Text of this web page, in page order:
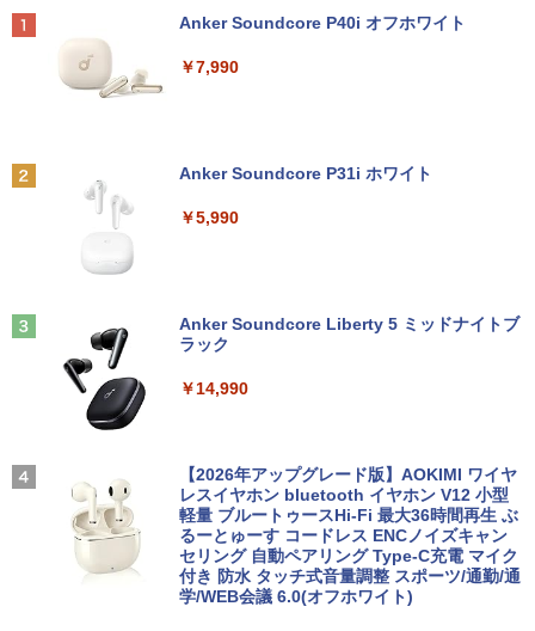
ルチ Bluetooth USB3.0 SDカード ノー
1 Office 格安 中古
piron 3593 Core i3 1005G1 第10世代CP
コン ノートパソコン デル 中古ノートPC
ア・8スレッド】富士通 LIFEBOOK A57
9/第8世代 Core i5/メモリ: 8GB/16GB/新
品 SSD:256GB/512GB/1TB/DVD/Wi-fi/1
5.6型/Office/HDMI/USB3.1/中古PC 中古
ノートパソコン Windows11 Win11正式
対応
拠 PS4 switch 対応 スイッチ 【中古】
￥6,500
2
00-8/11 01:59】Xiaomi Monitor A24i 20
Hzリフレッシュレート sRGB99% 1670
￥12,580
￥13,800
アイオーデータ｜I-O DATA 液晶ディスプ
レイ(23.8型/ADS/FullHD 1920×1080/10
￥4,400
￥17,600
クス 漫画 マンガ まんが 全巻セット 【送
料無料】【新品】
￥19,096
[9月上旬より発送予定][新品]HUNTER×H
UNTER ハンター×ハンター (1-39巻 最新
刊) 全巻セット [入荷予約]
￥19,096
Anker Soundcore P40i オフホワイト
￥7,990
Anker Soundcore P31i ホワイト
￥5,990
Anker Soundcore Liberty 5 ミッドナイトブ
ラック
￥14,990
【2026年アップグレード版】AOKIMI ワイヤ
レスイヤホン bluetooth イヤホン V12 小型
軽量 ブルートゥースHi-Fi 最大36時間再生 ぶ
るーとゅーす コードレス ENCノイズキャン
セリング 自動ペアリング Type-C充電 マイク
付き 防水 タッチ式音量調整 スポーツ/通勤/通
学/WEB会議 6.0(オフホワイト)